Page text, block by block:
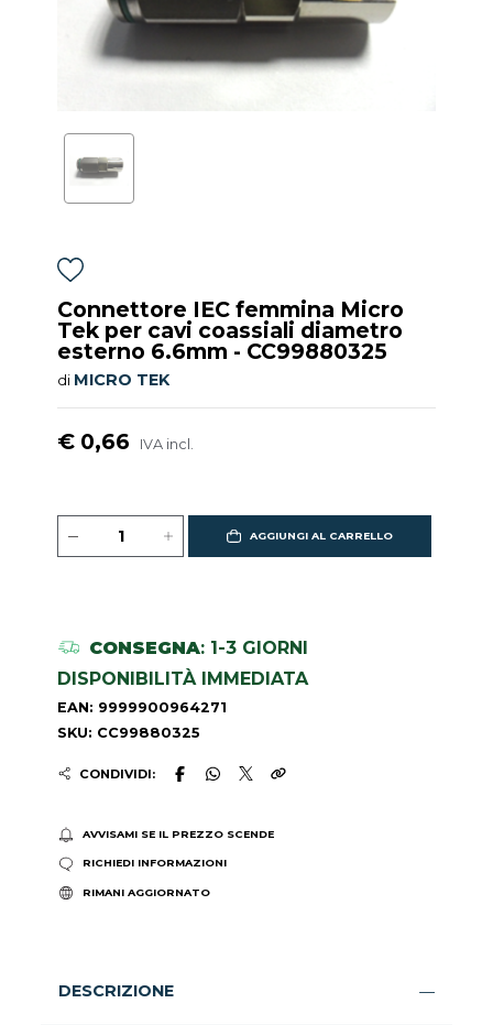
Connettore IEC femmina Micro
Tek per cavi coassiali diametro
esterno 6.6mm - CC99880325
di MICRO TEK
€ 0,66 IVA incl.
AGGIUNGI AL CARRELLO
CONSEGNA: 1-3 GIORNI
DISPONIBILITÀ IMMEDIATA
EAN: 9999900964271
SKU: CC99880325
CONDIVIDI:
AVVISAMI SE IL PREZZO SCENDE
RICHIEDI INFORMAZIONI
RIMANI AGGIORNATO
DESCRIZIONE